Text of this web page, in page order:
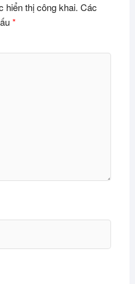
hiển thị công khai. Các
*